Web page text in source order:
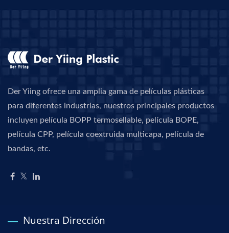
Der Yiing ofrece una amplia gama de películas plásticas
para diferentes industrias, nuestros principales productos
incluyen película BOPP termosellable, película BOPE,
película CPP, película coextruida multicapa, película de
bandas, etc.
Nuestra Dirección